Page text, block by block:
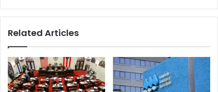
Related Articles